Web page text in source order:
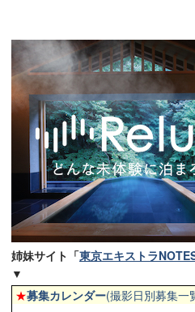
姉妹サイト「東京エキストラ
▼
★募集カレンダー(撮影日別募集一